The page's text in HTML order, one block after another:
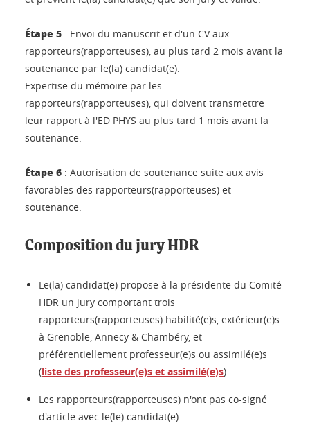
Étape 5 : Envoi du manuscrit et d'un CV aux
rapporteurs(rapporteuses), au plus tard 2 mois avant la
soutenance par le(la) candidat(e).
Expertise du mémoire par les
rapporteurs(rapporteuses), qui doivent transmettre
leur rapport à l'ED PHYS au plus tard 1 mois avant la
soutenance.
Étape 6 : Autorisation de soutenance suite aux avis
favorables des rapporteurs(rapporteuses) et
soutenance.
Composition du jury HDR
Le(la) candidat(e) propose à la présidente du Comité
HDR un jury comportant trois
rapporteurs(rapporteuses) habilité(e)s, extérieur(e)s
à Grenoble, Annecy & Chambéry, et
préférentiellement professeur(e)s ou assimilé(e)s
(liste des professeur(e)s et assimilé(e)s).
Les rapporteurs(rapporteuses) n'ont pas co-signé
d'article avec le(le) candidat(e).